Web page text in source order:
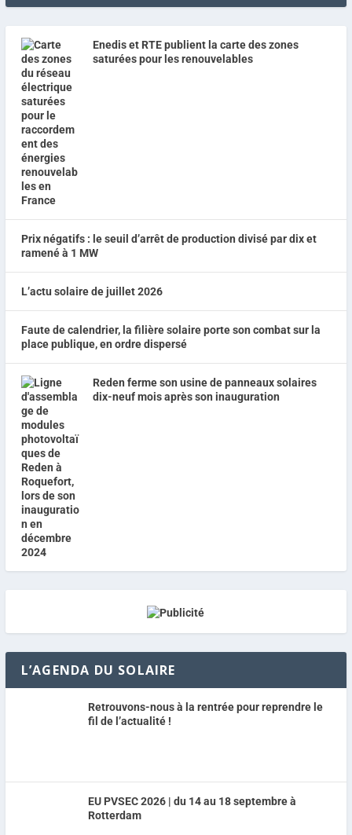
Enedis et RTE publient la carte des zones
saturées pour les renouvelables
Prix négatifs : le seuil d’arrêt de production divisé par dix et
ramené à 1 MW
L’actu solaire de juillet 2026
Faute de calendrier, la filière solaire porte son combat sur la
place publique, en ordre dispersé
Reden ferme son usine de panneaux solaires
dix-neuf mois après son inauguration
L’AGENDA DU SOLAIRE
Retrouvons-nous à la rentrée pour reprendre le
fil de l’actualité !
EU PVSEC 2026 | du 14 au 18 septembre à
Rotterdam